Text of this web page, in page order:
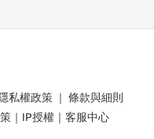
私權政策 ｜ 條款與細則
｜ IP授權 ｜ 客服中心